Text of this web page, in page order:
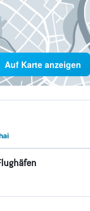
Auf Karte anzeigen